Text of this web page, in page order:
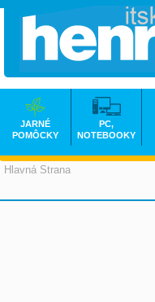
Hlavná Strana
JARNÉ
POMÔCKY
PC,
NOTEBOOKY